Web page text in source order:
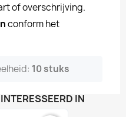
of overschrijving.
conform het
10 stuks
IN